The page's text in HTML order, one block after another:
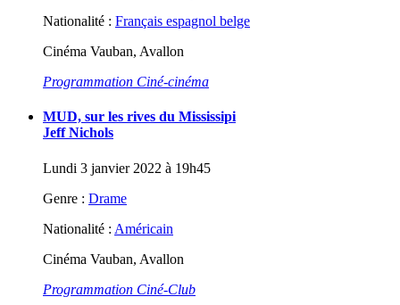
Nationalité : Français espagnol belge
Cinéma Vauban, Avallon
Programmation Ciné-cinéma
MUD, sur les rives du Mississipi
Jeff Nichols
Lundi 3 janvier 2022 à 19h45
Genre : Drame
Nationalité : Américain
Cinéma Vauban, Avallon
Programmation Ciné-Club